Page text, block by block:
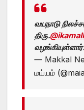
வயநாடு
திரு.
வழங்கியுள்ளார்.
— Makkal
மய்யம்